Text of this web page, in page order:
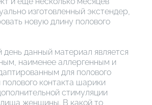
изготовленный экстендер,
новую длину полового
данный материал является
наименее аллергенным и
для полового
контакта шарики
стимуляции
женщины. В какой то